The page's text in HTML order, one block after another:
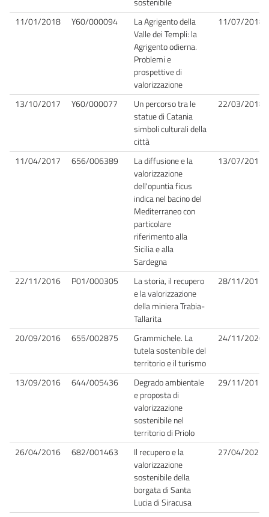
11/01/2018 Y60/000094
La Agrigento della
Valle dei Templi: la
Agrigento odierna.
Problemi e
prospettive di
valorizzazione
11/07/2018
13/10/2017 Y60/000077
Un percorso tra le
statue di Catania
simboli culturali della
città
22/03/2018
11/04/2017 656/006389
La diffusione e la
valorizzazione
dell'opuntia ficus
indica nel bacino del
Mediterraneo con
particolare
riferimento alla
Sicilia e alla
Sardegna
13/07/2017
22/11/2016 P01/000305
La storia, il recupero
e la valorizzazione
della miniera Trabia-
Tallarita
28/11/2017
20/09/2016 655/002875
Grammichele. La
tutela sostenibile del
territorio e il turismo
24/11/2020
13/09/2016 644/005436
Degrado ambientale
e proposta di
valorizzazione
sostenibile nel
territorio di Priolo
29/11/2017
26/04/2016 682/001463
Il recupero e la
valorizzazione
sostenibile della
borgata di Santa
Lucia di Siracusa
27/04/2022